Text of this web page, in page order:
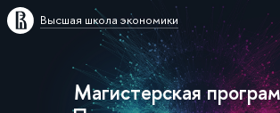
Высшая школа экономики
Магистерская